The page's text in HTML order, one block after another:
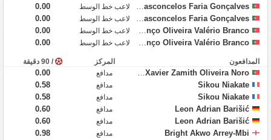
João Vasconcelos Faria Gonçalves
لاعب خط الوسط
0.00
João Vasconcelos Faria Gonçalves
لاعب خط الوسط
0.00
António Gil Lourenço Oliveira Valério Branco
لاعب خط الوسط
0.00
António Gil Lourenço Oliveira Valério Branco
لاعب خط الوسط 0.00
المدافعون المركز / 90 دقيقة
Jónatas Xavier Zamith Oliveira Noro مدافع
0.00
Sikou Niakate
مدافع
0.58
Sikou Niakate
مدافع
0.58
Leon Adrian Barišić
مدافع
0.60
Leon Adrian Barišić
مدافع
0.60
Bright Akwo Arrey-Mbi
مدافع
0.98